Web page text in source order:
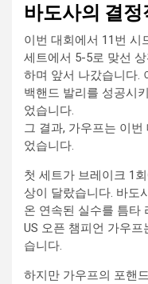
바도사의 결정
이번 대회에서 11번 시
세트에서 5-5로 맞선
하며 앞서 나갔습니다.
백핸드 발리를 성공시
었습니다.
그 결과, 가우프는 이
었습니다.
첫 세트가 브레이크 1
상이 달랐습니다. 바도
온 연속된 실수를 틈타
US 오픈 챔피언 가우
습니다.
하지만 가우프의 포핸